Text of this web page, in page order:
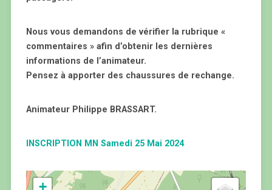
Nous vous demandons de vérifier la rubrique «
commentaires » afin d’obtenir les dernières
informations de l’animateur.
Pensez à apporter des chaussures de rechange.
Animateur Philippe BRASSART.
INSCRIPTION MN Samedi 25 Mai 2024
+